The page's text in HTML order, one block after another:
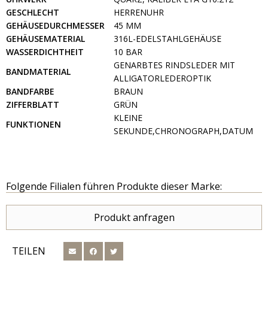
GESCHLECHT
HERRENUHR
GEHÄUSEDURCHMESSER
45 MM
GEHÄUSEMATERIAL
316L-EDELSTAHLGEHÄUSE
WASSERDICHTHEIT
10 BAR
BANDMATERIAL
GENARBTES RINDSLEDER MIT
ALLIGATORLEDEROPTIK
BANDFARBE
BRAUN
ZIFFERBLATT
GRÜN
FUNKTIONEN
KLEINE
SEKUNDE,CHRONOGRAPH,DATUM
Folgende Filialen führen Produkte dieser Marke:
Produkt anfragen
TEILEN